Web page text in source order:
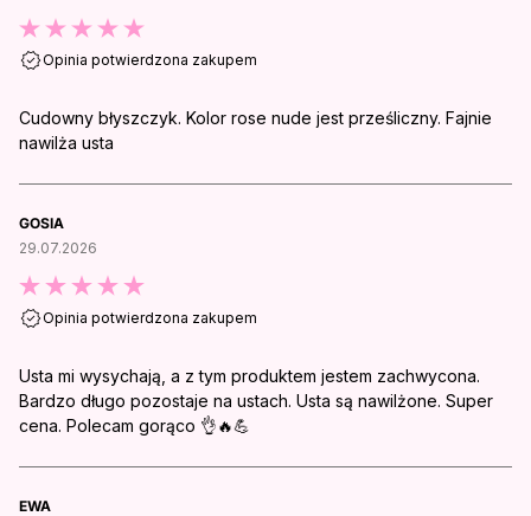
Opinia potwierdzona zakupem
Cudowny błyszczyk. Kolor rose nude jest prześliczny. Fajnie
nawilża usta
GOSIA
29.07.2026
Opinia potwierdzona zakupem
Usta mi wysychają, a z tym produktem jestem zachwycona.
Bardzo długo pozostaje na ustach. Usta są nawilżone. Super
cena. Polecam gorąco 👌🔥💪
EWA